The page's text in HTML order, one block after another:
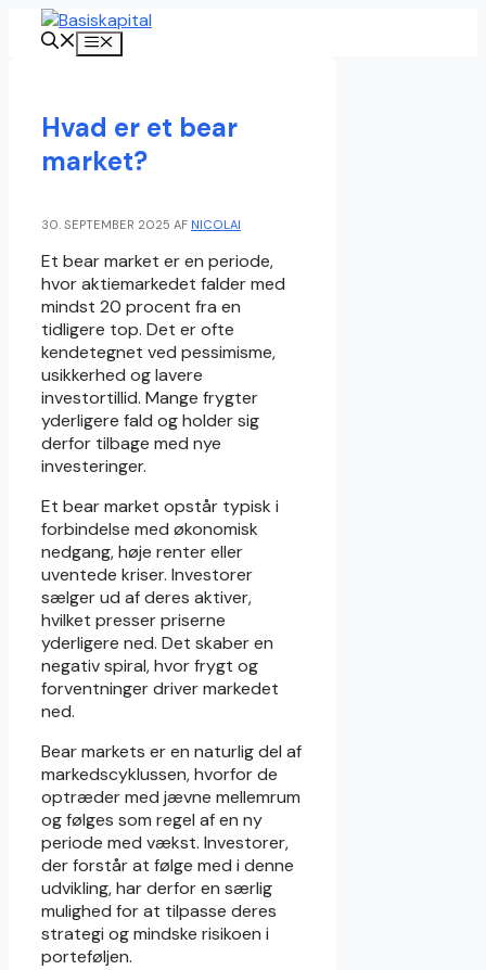
Menu
Hvad er et bear
market?
30. SEPTEMBER 2025 AF NICOLAI
Et bear market er en periode,
hvor aktiemarkedet falder med
mindst 20 procent fra en
tidligere top. Det er ofte
kendetegnet ved pessimisme,
usikkerhed og lavere
investortillid. Mange frygter
yderligere fald og holder sig
derfor tilbage med nye
investeringer.
Et bear market opstår typisk i
forbindelse med økonomisk
nedgang, høje renter eller
uventede kriser. Investorer
sælger ud af deres aktiver,
hvilket presser priserne
yderligere ned. Det skaber en
negativ spiral, hvor frygt og
forventninger driver markedet
ned.
Bear markets er en naturlig del af
markedscyklussen, hvorfor de
optræder med jævne mellemrum
og følges som regel af en ny
periode med vækst. Investorer,
der forstår at følge med i denne
udvikling, har derfor en særlig
mulighed for at tilpasse deres
strategi og mindske risikoen i
porteføljen.